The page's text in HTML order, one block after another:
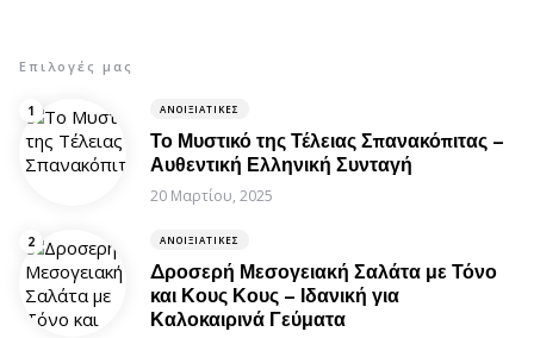
Επιλογές μας
ΑΝΟΙΞΙΆΤΙΚΕΣ
Το Μυστικό της Τέλειας Σπανακόπιτας –
Αυθεντική Ελληνική Συνταγή
20 Μαρτίου, 2025
ΑΝΟΙΞΙΆΤΙΚΕΣ
Δροσερή Μεσογειακή Σαλάτα με Τόνο
και Κους Κους – Ιδανική για
Καλοκαιρινά Γεύματα